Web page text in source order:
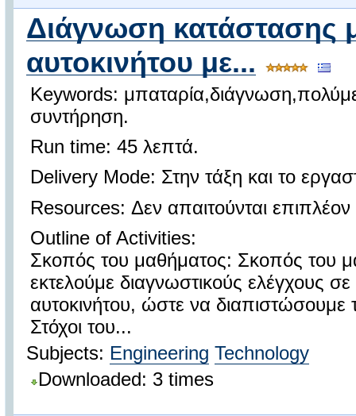
Διάγνωση κατάστασης
αυτοκινήτου με...
Keywords:
συντήρηση.
Run time: 45 λεπτά.
Delivery Mode: Στην τάξη και το
Resources: Δεν απαιτούνται επιπλέον
Outline of Activities:
Σκοπός του μαθήματος: Σκοπός του
εκτελούμε διαγνωστικούς ελέγχους
αυτοκινήτου, ώστε να διαπιστώσουμε
Στόχοι του...
Subjects: Engineering Technology
Downloaded: 3 times